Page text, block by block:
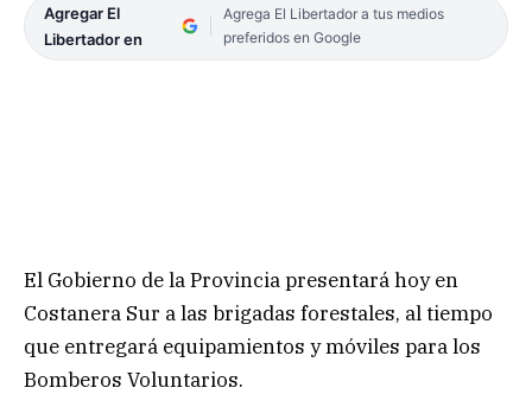
Agregar El
Libertador en
Agrega El Libertador a tus medios
preferidos en Google
El Gobierno de la Provincia presentará hoy en
Costanera Sur a las brigadas forestales, al tiempo
que entregará equipamientos y móviles para los
Bomberos Voluntarios.